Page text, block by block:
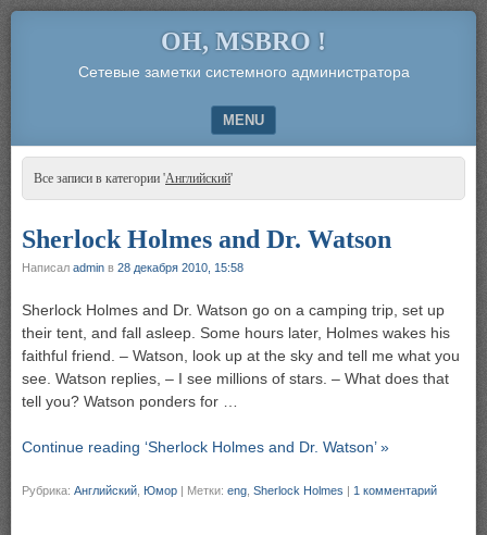
OH, MSBRO !
Сетевые заметки системного администратора
MENU
SKIP TO CONTENT
Все записи в категории 'Английский'
Sherlock Holmes and Dr. Watson
Написал admin в 28 декабря 2010, 15:58
Sherlock Holmes and Dr. Watson go on a camping trip, set up
their tent, and fall asleep. Some hours later, Holmes wakes his
faithful friend. – Watson, look up at the sky and tell me what you
see. Watson replies, – I see millions of stars. – What does that
tell you? Watson ponders for …
Continue reading ‘Sherlock Holmes and Dr. Watson’ »
Рубрика: Английский Юмор | Метки: eng Sherlock Holmes | 1 комментарий